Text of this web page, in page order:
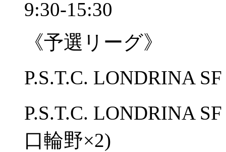
9:30-15:30
《予選リーグ》
P.S.T.C. LONDRINA
P.S.T.C. LONDRINA
口輪野×2)